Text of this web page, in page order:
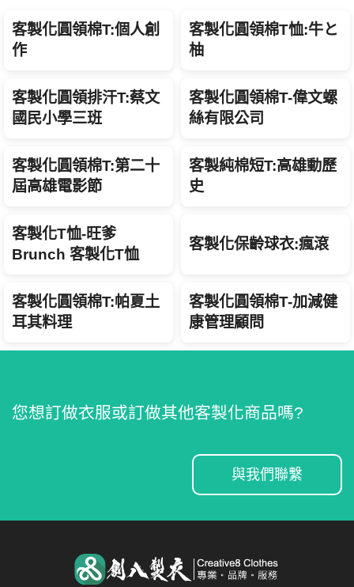
客製化圓領棉T:個人創
作
客製化圓領棉T恤:牛と
柚
客製化圓領排汗T:蔡文
國民小學三班
客製化圓領棉T-偉文螺
絲有限公司
客製化圓領棉T:第二十
屆高雄電影節
客製純棉短T:高雄動歷
史
客製化T恤-旺爹
Brunch 客製化T恤
客製化保齡球衣:瘋滾
客製化圓領棉T:帕夏土
耳其料理
客製化圓領棉T-加減健
康管理顧問
您想訂做衣服或訂做其他客製化商品嗎?
與我們聯繫